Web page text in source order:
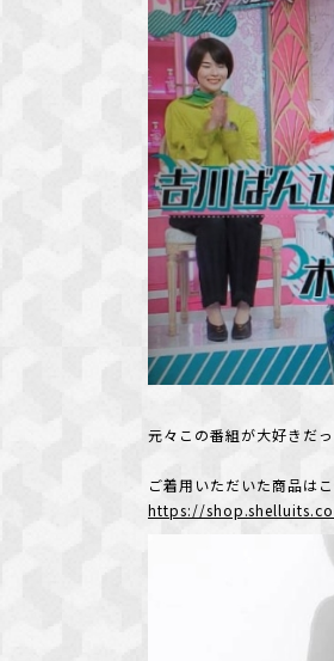
元々この番組が大好きだ
ご着用いただいた商品は
https://